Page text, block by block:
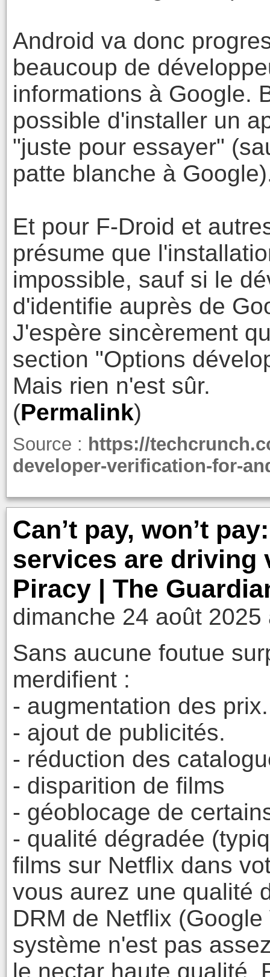
Android va donc
beaucoup de
informations à Google.
possible d'installer un
"juste pour essayer"
patte blanche à
Et pour F-Droid et
présume que
impossible, sauf si le
d'identifie auprès de
J'espère sincèrement
section "Options
Mais rien n'est sûr.
(Permalink)
Source : https://
developer-verification-for-
Can’t pay, won’t
services are driving
Piracy | The
dimanche 24 août 2025
Sans aucune foutue
merdifient :
- augmentation des prix.
- ajout de publicités.
- réduction des
- disparition de films
- géoblocage de
- qualité dégradée
films sur Netflix dans
vous aurez une qualité
DRM de Netflix
système n'est pas
le nectar haute qualité.